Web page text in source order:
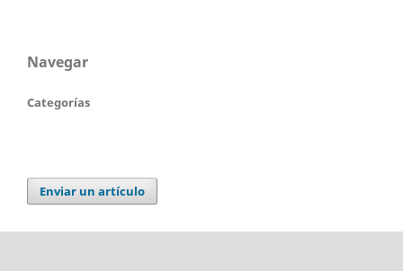
Navegar
Categorías
Enviar un artículo